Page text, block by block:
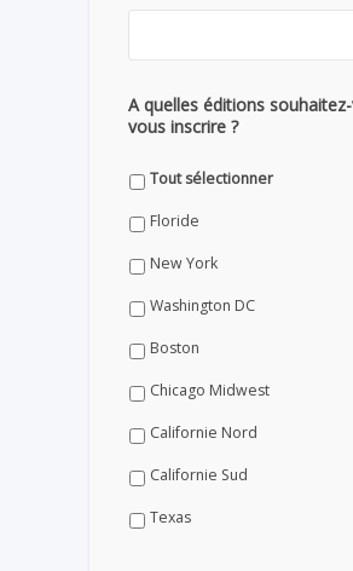
A quelles éditions
vous inscrire ?
Tout sélectionner
Floride
New York
Washington DC
Boston
Chicago Midwest
Californie Nord
Californie Sud
Texas